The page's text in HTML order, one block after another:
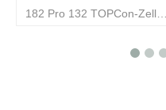
182 Pro 132 TOPCon-Zelle
Solarmodul 620 W 625 W